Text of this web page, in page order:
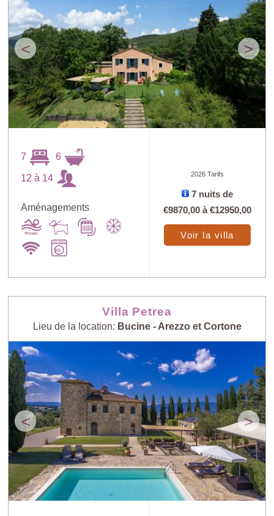
< >
7 6
12 à 14
Aménagements
2026 Tarifs
7 nuits de
€9870,00 à€12950,00
Voir la villa
Villa Petrea
Lieu de la location: Bucine - Arezzo et Cortone
< >